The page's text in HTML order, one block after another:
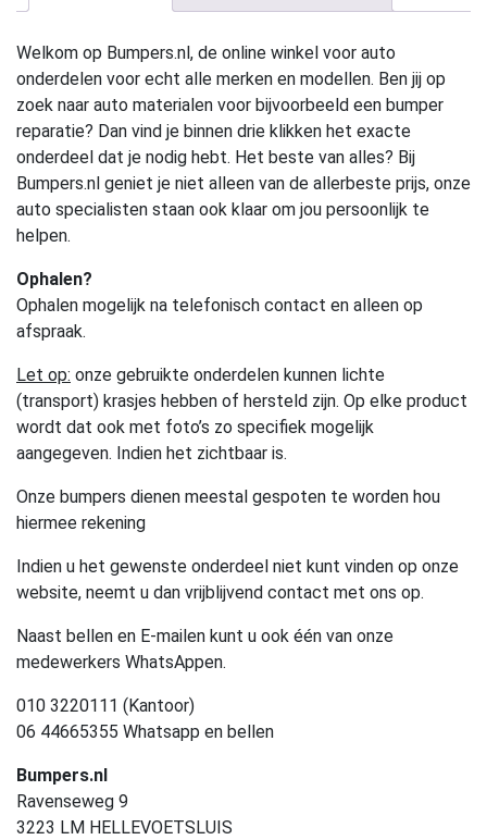
Welkom op Bumpers.nl, de online winkel voor auto
onderdelen voor echt alle merken en modellen. Ben jij op
zoek naar auto materialen voor bijvoorbeeld een bumper
reparatie? Dan vind je binnen drie klikken het exacte
onderdeel dat je nodig hebt. Het beste van alles? Bij
Bumpers.nl geniet je niet alleen van de allerbeste prijs, onze
auto specialisten staan ook klaar om jou persoonlijk te
helpen.
Ophalen?
Ophalen mogelijk na telefonisch contact en alleen op
afspraak.
Let op: onze gebruikte onderdelen kunnen lichte
(transport) krasjes hebben of hersteld zijn. Op elke product
wordt dat ook met foto’s zo specifiek mogelijk
aangegeven. Indien het zichtbaar is.
Onze bumpers dienen meestal gespoten te worden hou
hiermee rekening
Indien u het gewenste onderdeel niet kunt vinden op onze
website, neemt u dan vrijblijvend contact met ons op.
Naast bellen en E-mailen kunt u ook één van onze
medewerkers WhatsAppen.
010 3220111 (Kantoor)
06 44665355 Whatsapp en bellen
Bumpers.nl
Ravenseweg 9
3223 LM HELLEVOETSLUIS